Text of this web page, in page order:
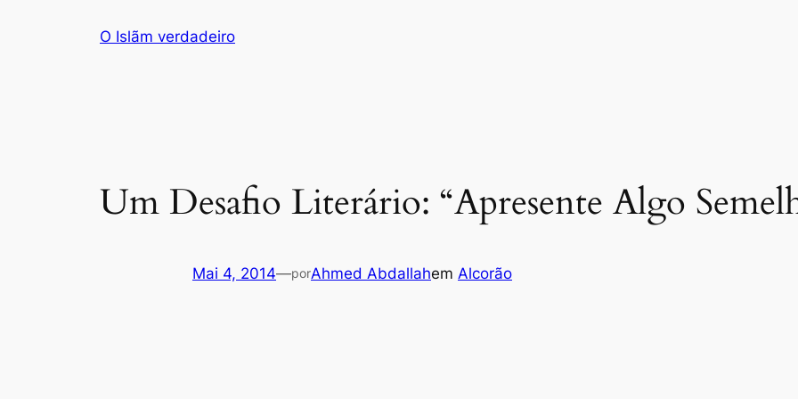
O Islãm verdadeiro
Um Desafio Literário: “Apresente Algo
Mai 4, 2014—porAhmed Abdallahem Alcorão